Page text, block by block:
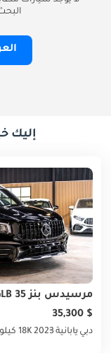
إليك
مرسيدس بنز GLB 35
$ 35,300
دبي يابانية202318K كيلومتر